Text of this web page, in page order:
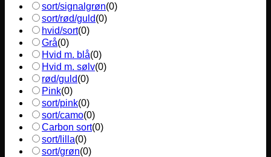
sort/signalgrøn(0)
sort/rød/guld(0)
hvid/sort(0)
Grå(0)
Hvid m. blå(0)
Hvid m. sølv(0)
rød/guld(0)
Pink(0)
sort/pink(0)
sort/camo(0)
Carbon sort(0)
sort/lilla(0)
sort/grøn(0)